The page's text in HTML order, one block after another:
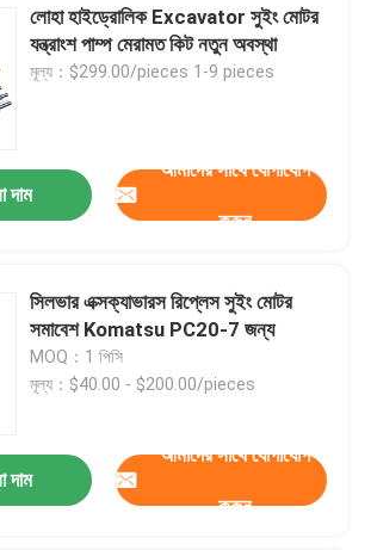
লোহা হাইড্রোলিক Excavator সুইং মোটর
যন্ত্রাংশ পাম্প মেরামত কিট নতুন অবস্থা
মূল্য：$299.00/pieces 1-9 pieces
দাম
আমাদের সাথে যোগাযোগ
করুন
সিলভার এক্সক্যাভারস রিপ্লেস সুইং মোটর
সমাবেশ Komatsu PC20-7 জন্য
MOQ：1 পিসি
মূল্য：$40.00 - $200.00/pieces
দাম
আমাদের সাথে যোগাযোগ
করুন